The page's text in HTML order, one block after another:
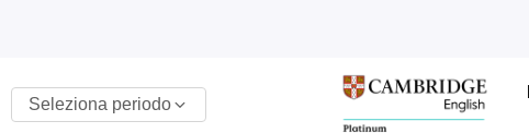
Seleziona periodo